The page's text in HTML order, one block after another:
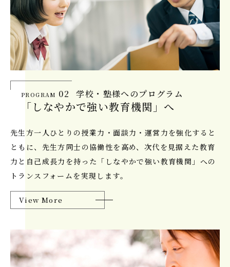
PROGRAM 02 学校・塾様へのプログラム
「しなやかで強い教育機関」へ
先生方一人ひとりの授業力・面談力・運営力を強化すると
ともに、先生方同士の協働性を高め、次代を見据えた教育
力と自己成長力を持った「しなやかで強い教育機関」への
トランスフォームを実現します。
View More